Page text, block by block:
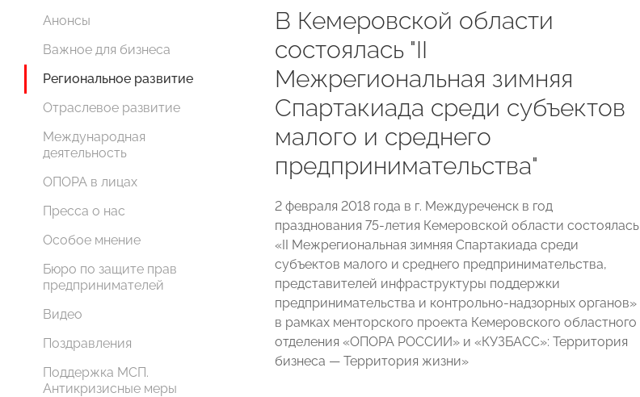
Анонсы
Важное для бизнеса
Региональное развитие
Отраслевое развитие
Международная
деятельность
ОПОРА в лицах
Пресса о нас
Особое мнение
Бюро по защите прав
предпринимателей
Видео
Поздравления
Поддержка МСП.
Антикризисные меры
В Кемеровской области
состоялась "II
Межрегиональная зимняя
Спартакиада среди субъектов
малого и среднего
предпринимательства"
2 февраля 2018 года в г. Междуреченск в год
празднования 75-летия Кемеровской области состоялась
«II Межрегиональная зимняя Спартакиада среди
субъектов малого и среднего предпринимательства,
представителей инфраструктуры поддержки
предпринимательства и контрольно-надзорных органов»
в рамках менторского проекта Кемеровского областного
отделения «ОПОРА РОССИИ» и «КУЗБАСС»: Территория
бизнеса — Территория жизни»